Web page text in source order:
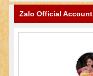
Zalo Official Account